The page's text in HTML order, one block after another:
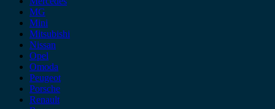
MG
Mini
Mitsubishi
Nissan
Opel
Omoda
Peugeot
Porsche
Renault